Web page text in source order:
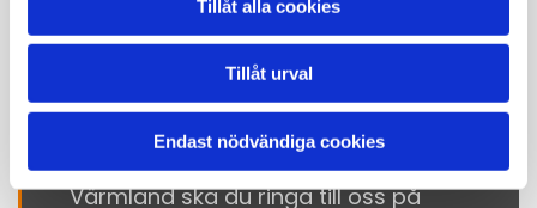
Tillåt alla cookies
Tillåt urval
Endast nödvändiga cookies
Såhär gör du för att
betälla vägassistans i
Värmland!
När du vill beställa vägassistans i
Värmland ska du ringa till oss på